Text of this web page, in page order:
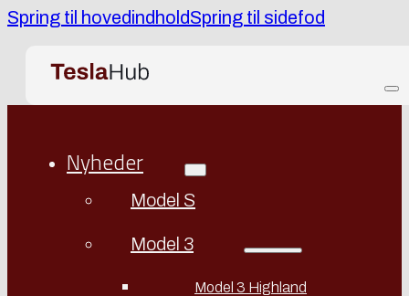
Spring til hovedindholdSpring til sidefod
Nyheder
Model S
Model 3
Model 3 Highland